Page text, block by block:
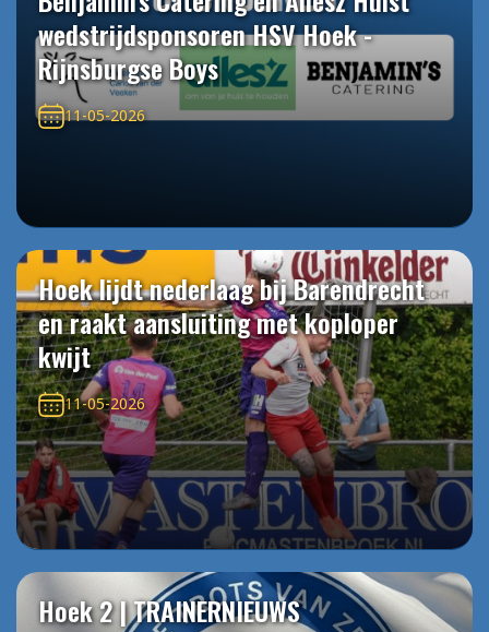
wedstrijdsponsoren HSV Hoek -
Rijnsburgse Boys
11-05-2026
Hoek lijdt nederlaag bij Barendrecht
en raakt aansluiting met koploper
kwijt
11-05-2026
Hoek 2 | TRAINERNIEUWS